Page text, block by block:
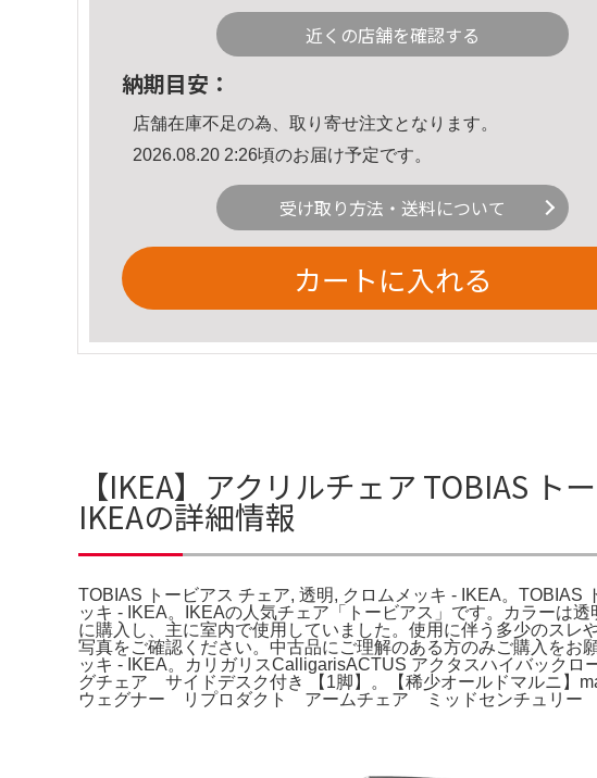
近くの店舗を確認する
納期目安：
店舗在庫不足の為、取り寄せ注文となります。
2026.08.20 2:26頃のお届け予定です。
受け取り方法・送料について
カートに入れる
【IKEA】アクリルチェア TOBIAS
IKEAの詳細情報
TOBIAS トービアス チェア, 透明, クロムメッキ - IKEA。TOBIAS
ッキ - IKEA。IKEAの人気チェア「トービアス」です。カラーは
に購入し、主に室内で使用していました。使用に伴う多少のス
写真をご確認ください。中古品にご理解のある方のみご購入をお
ッキ - IKEA。カリガリスCalligarisACTUS アクタスハイバック
グチェア サイドデスク付き 【1脚】。【稀少オールドマルニ】
ウェグナー リプロダクト アームチェア ミッドセンチュリー